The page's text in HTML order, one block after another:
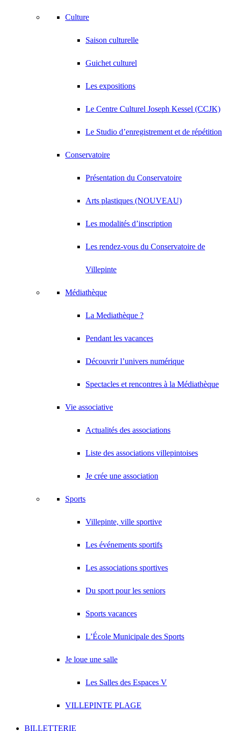
Culture
Saison culturelle
Guichet culturel
Les expositions
Le Centre Culturel Joseph Kessel (CCJK)
Le Studio d’enregistrement et de répétition
Conservatoire
Présentation du Conservatoire
Arts plastiques (NOUVEAU)
Les modalités d’inscription
Les rendez-vous du Conservatoire de
Villepinte
Médiathèque
La Mediathèque ?
Pendant les vacances
Découvrir l’univers numérique
Spectacles et rencontres à la Médiathèque
Vie associative
Actualités des associations
Liste des associations villepintoises
Je crée une association
Sports
Villepinte, ville sportive
Les événements sportifs
Les associations sportives
Du sport pour les seniors
Sports vacances
L’École Municipale des Sports
Je loue une salle
Les Salles des Espaces V
VILLEPINTE PLAGE
BILLETTERIE